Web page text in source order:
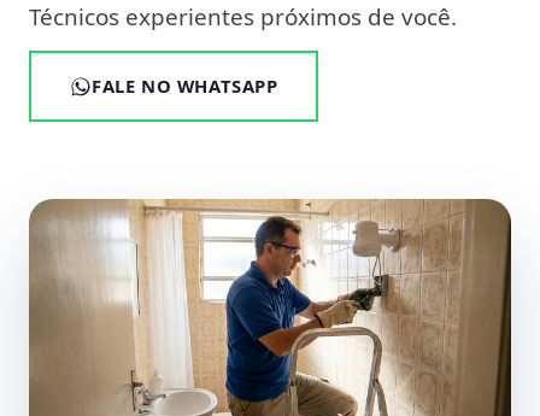
Técnicos experientes próximos de você.
FALE NO WHATSAPP